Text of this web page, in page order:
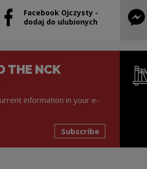
Facebook Ojczysty -
dodaj do ulubionych
Note, the link will open in a new window
THE NCK
information in your e-
Subscribe